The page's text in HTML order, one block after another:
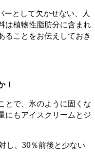
として欠かせない、人
は植物性脂肪分に含まれ
ることをお伝えしておき
！
とで、氷のように固くな
にもアイスクリームとジ
し、30％前後と少ない